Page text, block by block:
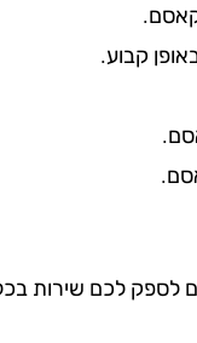
קאסם.
קבוע.
לספק לכם שירות